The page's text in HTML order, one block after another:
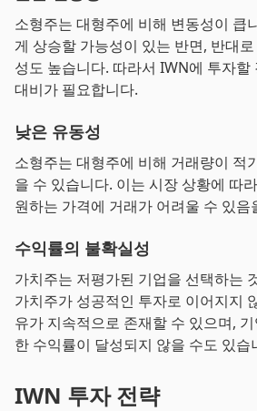
소형주는 대형주에 비해 변동성이 큽
게 상승할 가능성이 있는 반면, 반대
성도 높습니다. 따라서 IWN에 투자할
대비가 필요합니다.
낮은 유동성
소형주는 대형주에 비해 거래량이 적
을 수 있습니다. 이는 시장 상황에 따
원하는 가격에 거래가 어려울 수 있음
수익률의 불확실성
가치주는 저평가된 기업을 선택하는
가치주가 성공적인 투자로 이어지지
유가 지속적으로 존재할 수 있으며,
한 수익률이 달성되지 않을 수도 있습
IWN 투자 전략